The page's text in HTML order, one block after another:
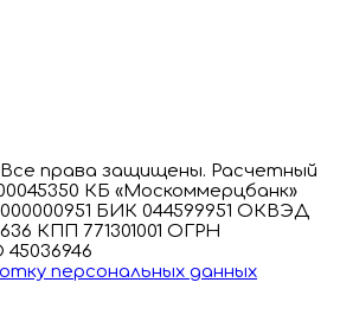
Все права защищены. Расчетный
КБ «Москоммерцбанк»
БИК 044599951 ОКВЭД
КПП 771301001 ОГРН
45036946
персональных данных